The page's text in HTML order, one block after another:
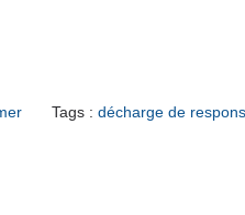
Tags : décharge de